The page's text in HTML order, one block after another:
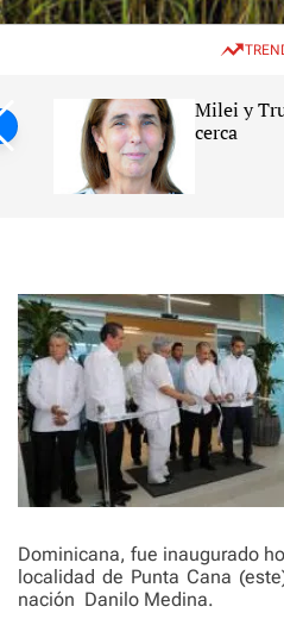
Milei y
cerca
Dominicana, fue inaugurado
localidad de Punta Cana
nación Danilo Medina.